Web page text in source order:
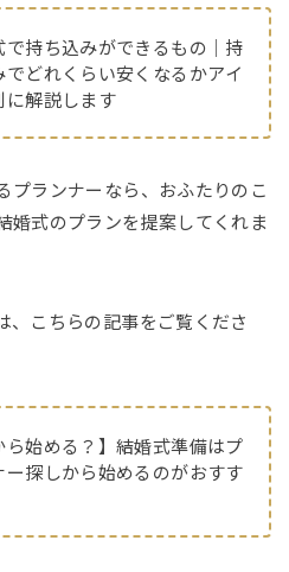
で持ち込みができるもの｜持
でどれくらい安くなるかアイ
に解説します
プランナーなら、おふたりのこ
婚式のプランを提案してくれま
、こちらの記事をご覧くださ
ら始める？】結婚式準備はプ
ー探しから始めるのがおすす